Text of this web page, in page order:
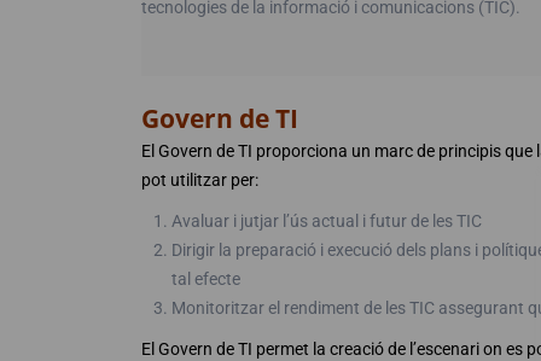
tecnologies de la informació i comunicacions (TIC).
Govern de TI
El Govern de TI proporciona un marc de principis
pot utilitzar per:
Avaluar i jutjar l’ús actual i futur de les TIC
Dirigir la preparació i execució dels plans i
tal efecte
Monitoritzar el rendiment de les TIC assegurant
El Govern de TI permet la creació de l’escenari on es